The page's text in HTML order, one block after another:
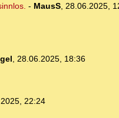
- MausS, 28.06.2025,
, 28.06.2025, 18:36
22:24